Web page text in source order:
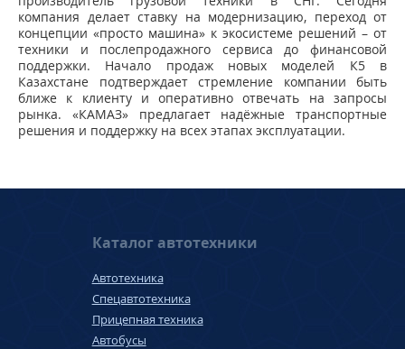
компания делает ставку на модернизацию, переход от
концепции «просто машина» к экосистеме решений – от
техники и послепродажного сервиса до финансовой
поддержки. Начало продаж новых моделей К5 в
Казахстане подтверждает стремление компании быть
ближе к клиенту и оперативно отвечать на запросы
рынка. «КАМАЗ» предлагает надёжные транспортные
решения и поддержку на всех этапах эксплуатации.
Каталог автотехники
Автотехника
Спецавтотехника
Прицепная техника
Автобусы